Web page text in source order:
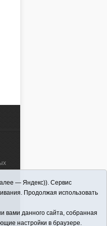
— Яндекс)). Сервис
Продолжая использовать
данного сайта, собранная
настройки в браузере.